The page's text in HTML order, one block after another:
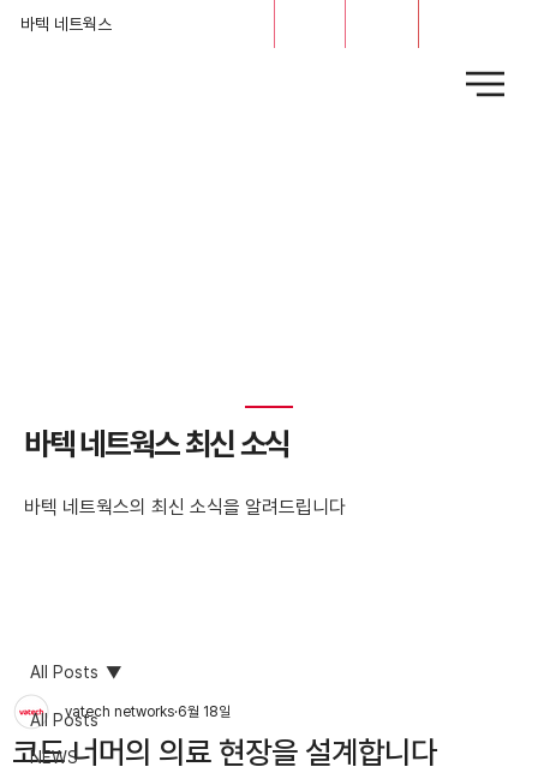
바텍 네트웍스
​바텍 네트웍스 최신 소식
바텍 네트웍스의 최신 소식을 알려드립니다
All Posts
NEWS
All Posts
코드 너머의 의료 현장을 설계합니다
vatech networks 6월 18일